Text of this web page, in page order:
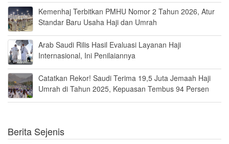
Kemenhaj Terbitkan PMHU Nomor 2 Tahun 2026, Atur
Standar Baru Usaha Haji dan Umrah
Arab Saudi Rilis Hasil Evaluasi Layanan Haji
Internasional, Ini Penilaiannya
Catatkan Rekor! Saudi Terima 19,5 Juta Jemaah Haji
Umrah di Tahun 2025, Kepuasan Tembus 94 Persen
Berita Sejenis